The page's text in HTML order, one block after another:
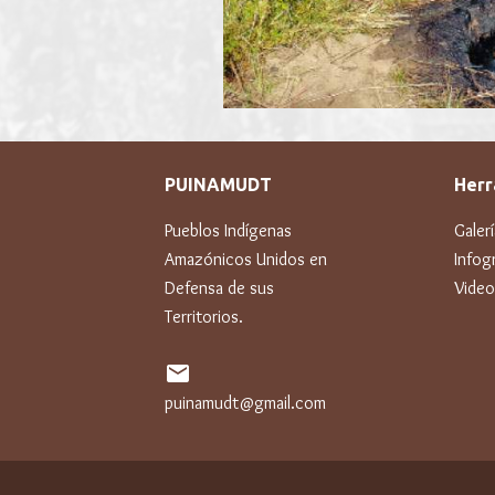
PUINAMUDT
Pueblos Indígenas
Amazónicos Unidos en
Defensa de sus
Territorios.
mail
puinamudt@gmail.com